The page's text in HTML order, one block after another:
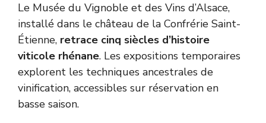
Le Musée du Vignoble et des Vins d’Alsace,
installé dans le château de la Confrérie Saint-
Étienne, retrace cinq siècles d’histoire
viticole rhénane. Les expositions temporaires
explorent les techniques ancestrales de
vinification, accessibles sur réservation en
basse saison.